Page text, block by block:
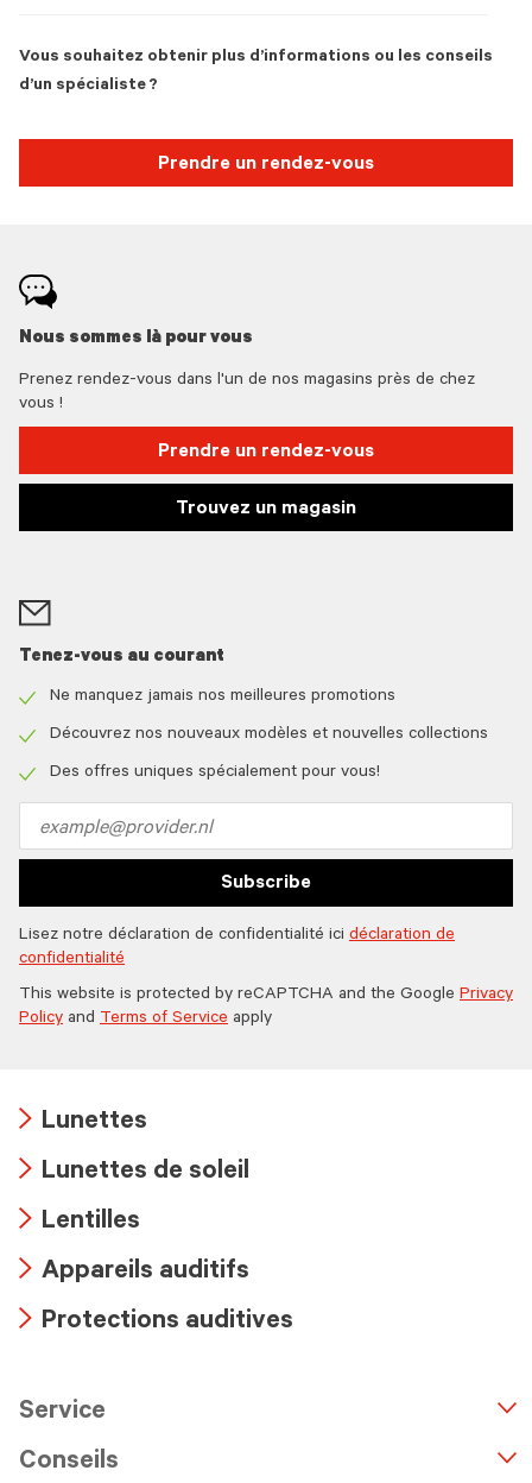
Vous souhaitez obtenir plus d’informations ou les conseils
d’un spécialiste ?
Prendre un rendez-vous
Nous sommes là pour vous
Prenez rendez-vous dans l'un de nos magasins près de chez
vous !
Prendre un rendez-vous
Trouvez un magasin
Tenez-vous au courant
icon
Ne manquez jamais nos meilleures promotions
icon
Découvrez nos nouveaux modèles et nouvelles collections
Des offres uniques spécialement pour vous!
address
Subscribe
Lisez notre déclaration de confidentialité ici déclaration de
confidentialité
This website is protected by reCAPTCHA and the Google Privacy
Policy and Terms of Service apply
icon
Lunettes
icon
Lunettes de soleil
icon
Lentilles
icon
Appareils auditifs
Protections auditives
Service
Conseils